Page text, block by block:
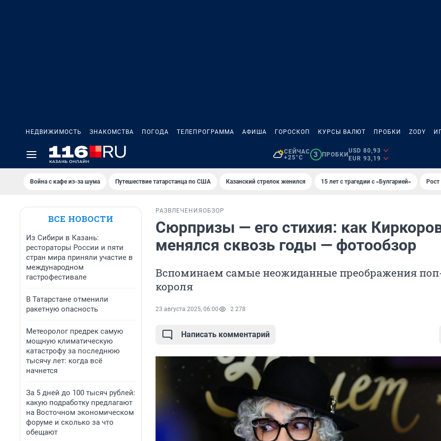
НЕДВИЖИМОСТЬ ЗНАКОМСТВА ПОГОДА ТЕЛЕПРОГРАММА АФИША ГОРОСКОП КУРСЫ ВАЛЮТ ПРОБКИ ZODY
СЕЙЧАС
+25°C
3 ПРОБКИ
USD 80,93
EUR 93,19
Война с кафе из-за шума Путешествие татарстанца по США Казанский стрелок женился 15 лет с трагедии с «Булгарией»
ВСЕ НОВОСТИ
Из Сибири в Казань:
рестораторы России и пяти
стран мира приняли участие в
международном
гастрофестивале
В Татарстане отменили
ракетную опасность
Метеоролог предрек самую
мощную климатическую
катастрофу за последнюю
тысячу лет: когда всё
начнется
За 5 дней до 100 тысяч рублей:
какую подработку предлагают
на Восточном экономическом
форуме и сколько за что
обещают
РАЗВЛЕЧЕНИЯ ОБЗОР
Сюрпризы — его стихия: как
менялся сквозь годы — фотообзор
Вспоминаем самые неожиданные преображения
короля
23 августа 2025, 06:00 2 278
Написать комментарий